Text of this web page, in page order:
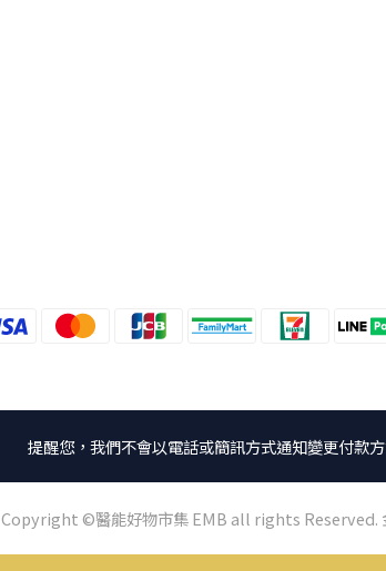
提醒您，我們不會以電話或簡訊方式通知變更付款方
Copyright ©醫能好物市集 EMB all rights Reserved.